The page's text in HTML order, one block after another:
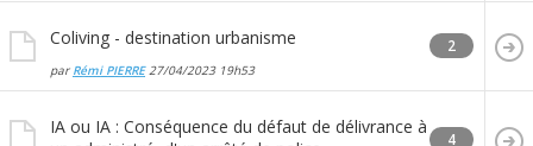
Coliving - destination urbanisme
par Rémi PIERRE27/04/2023 19h53
2
IA ou IA : Conséquence du défaut de délivrance à
4